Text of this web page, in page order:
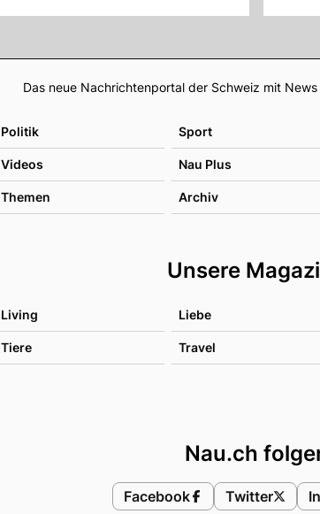
Das neue Nachrichtenportal der Schweiz mit
Politik Sport
Videos Nau Plus
Themen Archiv
Unsere
Living Liebe
Tiere Travel
Nau.ch
Facebook Twitter